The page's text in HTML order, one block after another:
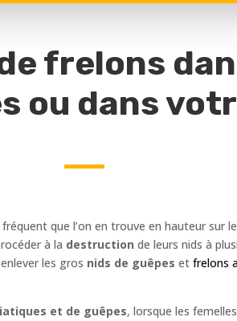
frelons
ou dans
que l’on en trouve en hauteur sur
à la destruction de leurs nids à
les gros nids de guêpes et frelons
et de guêpes, lorsque les